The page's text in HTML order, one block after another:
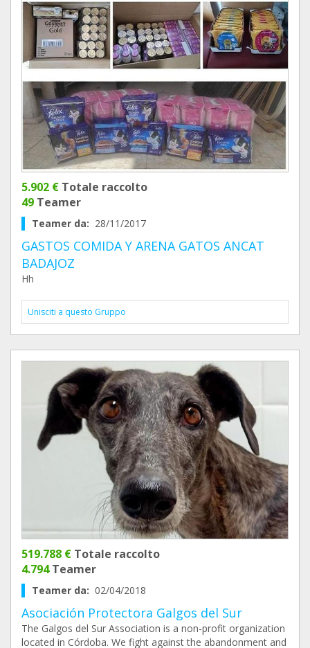
5.902 € Totale raccolto
49 Teamer
Teamer da: 28/11/2017
GASTOS COMIDA Y ARENA GATOS ANCAT
BADAJOZ
Hh
Unisciti a questo Gruppo
519.788 € Totale raccolto
4.794Teamer
Teamer da: 02/04/2018
Asociación Protectora Galgos del Sur
The Galgos del Sur Association is a non-profit organization
located in Córdoba. We fight against the abandonment and